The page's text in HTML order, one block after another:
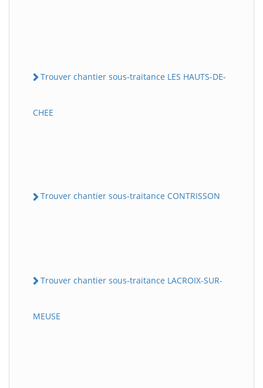
Trouver chantier sous-traitance LES HAUTS-DE-
CHEE
Trouver chantier sous-traitance CONTRISSON
Trouver chantier sous-traitance LACROIX-SUR-
MEUSE